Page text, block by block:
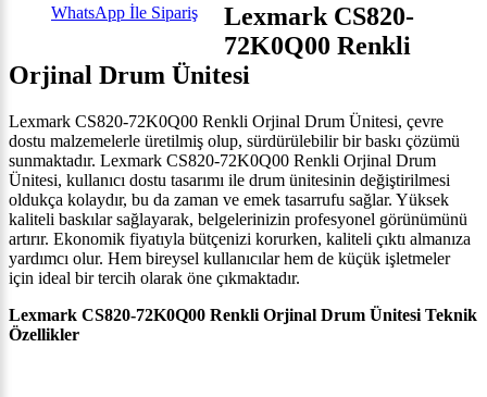
WhatsApp İle Sipariş
Lexmark CS820-
72K0Q00 Renkli
Orjinal Drum Ünitesi
Lexmark CS820-72K0Q00 Renkli Orjinal Drum Ünitesi, çevre
dostu malzemelerle üretilmiş olup, sürdürülebilir bir baskı çözümü
sunmaktadır. Lexmark CS820-72K0Q00 Renkli Orjinal Drum
Ünitesi, kullanıcı dostu tasarımı ile drum ünitesinin değiştirilmesi
oldukça kolaydır, bu da zaman ve emek tasarrufu sağlar. Yüksek
kaliteli baskılar sağlayarak, belgelerinizin profesyonel görünümünü
artırır. Ekonomik fiyatıyla bütçenizi korurken, kaliteli çıktı almanıza
yardımcı olur. Hem bireysel kullanıcılar hem de küçük işletmeler
için ideal bir tercih olarak öne çıkmaktadır.
Lexmark CS820-72K0Q00 Renkli Orjinal Drum Ünitesi Teknik
Özellikler